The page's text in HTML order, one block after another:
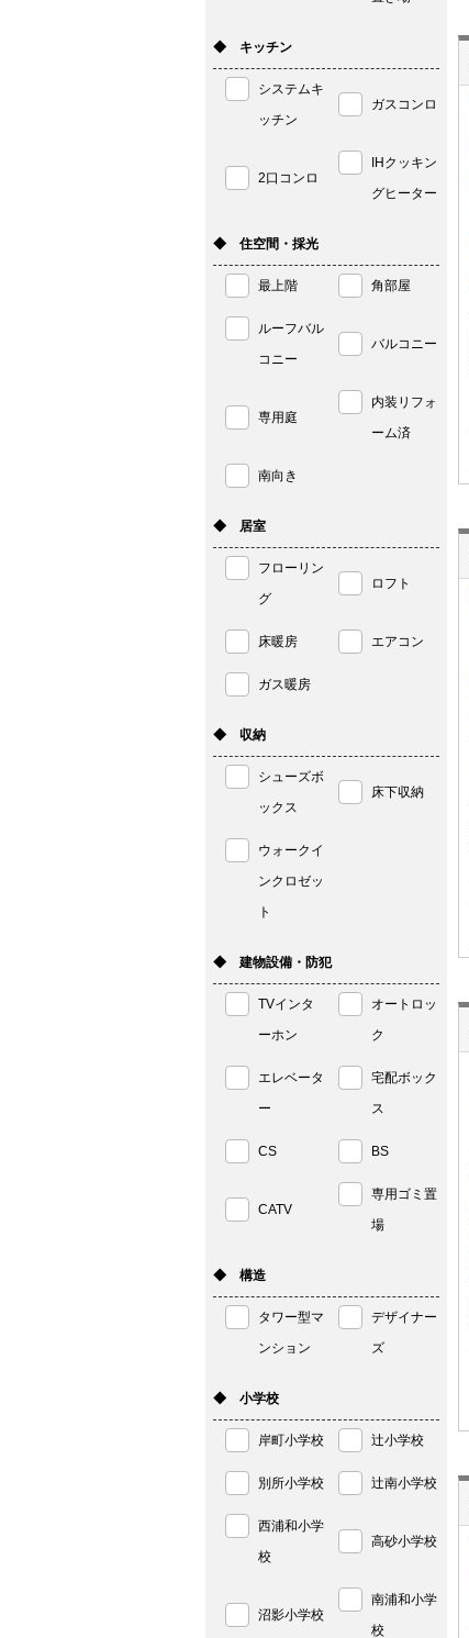
◆ キッチン
システムキ
ッチン
ガスコンロ
2口コンロ
IHクッキン
グヒーター
◆ 住空間・採光
最上階 角部屋
ルーフバル
コニー
バルコニー
専用庭
内装リフォ
ーム済
南向き
◆ 居室
フローリン
グ
ロフト
床暖房 エアコン
ガス暖房
◆ 収納
シューズボ
ックス
床下収納
ウォークイ
ンクロゼッ
ト
◆ 建物設備・防犯
TVインタ
ーホン
オートロッ
ク
エレベータ
ー
宅配ボック
ス
CS BS
CATV
専用ゴミ置
場
◆ 構造
タワー型マ
ンション
デザイナー
ズ
◆ 小学校
岸町小学校 辻小学校
別所小学校 辻南小学校
西浦和小学
校
高砂小学校
沼影小学校
南浦和小学
校